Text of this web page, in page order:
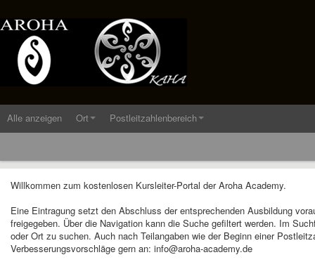
Alle anzeigen Ort Postleitzahlenbereich
Willkommen zum kostenlosen Kursleiter-Portal der Aroha Academy.
Eine Eintragung setzt den Abschluss der entsprechenden Ausbildung
freigegeben. Über die Navigation kann die Suche gefiltert werden. Im
oder Ort zu suchen. Auch nach Teilangaben wie der Beginn einer
Verbesserungsvorschläge gern an: info@aroha-academy.de